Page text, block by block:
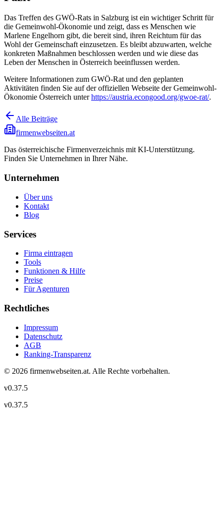
Das Treffen des GWÖ-Rats in Salzburg ist ein wichtiger Schritt für
die Gemeinwohl-Ökonomie und zeigt, dass es Menschen wie
Marlene Engelhorn gibt, die bereit sind, ihren Reichtum für das
Wohl der Gemeinschaft einzusetzen. Es bleibt abzuwarten, welche
konkreten Maßnahmen beschlossen werden und wie diese das
Leben der Menschen in Österreich beeinflussen werden.
Weitere Informationen zum GWÖ-Rat und den geplanten
Aktivitäten finden Sie auf der offiziellen Webseite der Gemeinwohl-
Ökonomie Österreich unterhttps://austria.econgood.org/gwoe-rat/.
Alle Beiträge
firmenwebseiten.at
Das österreichische Firmenverzeichnis mit KI-Unterstützung.
Finden Sie Unternehmen in Ihrer Nähe.
Unternehmen
Über uns
Kontakt
Blog
Services
Firma eintragen
Tools
Funktionen & Hilfe
Preise
Für Agenturen
Rechtliches
Impressum
Datenschutz
AGB
Ranking-Transparenz
© 2026 firmenwebseiten.at. Alle Rechte vorbehalten.
v0.37.5
v0.37.5